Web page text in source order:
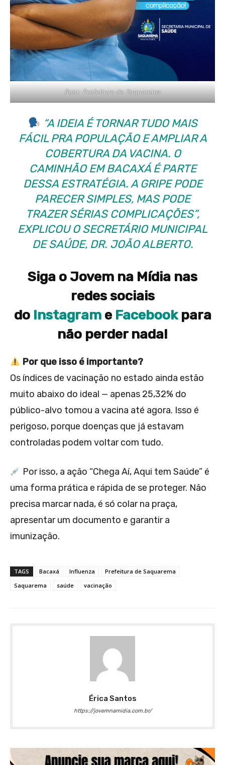
Foto: Prefeitura de Saquarema
“A IDEIA É TORNAR TUDO MAIS
FÁCIL PRA POPULAÇÃO E AMPLIAR A
COBERTURA DA VACINA. O
CAMINHÃO EM BACAXÁ É PARTE
DESSA ESTRATÉGIA. A GRIPE PODE
PARECER SIMPLES, MAS PODE
TRAZER SÉRIAS COMPLICAÇÕES”,
EXPLICOU O SECRETÁRIO MUNICIPAL
DE SAÚDE, DR. JOÃO ALBERTO.
Siga o Jovem na Mídia nas
redes sociais
do Instagram e Facebookpara
não perder nada!
Por que isso é importante?
Os índices de vacinação no estado ainda estão
muito abaixo do ideal — apenas 25,32% do
público-alvo tomou a vacina até agora. Isso é
perigoso, porque doenças que já estavam
controladas podem voltar com tudo.
Por isso, a ação “Chega Aí, Aqui tem Saúde” é
uma forma prática e rápida de se proteger. Não
precisa marcar nada, é só colar na praça,
apresentar um documento e garantir a
imunização.
TAGS Bacaxá Influenza
Prefeitura de Saquarema
Saquarema
saúde vacinação
Érica Santos
https://jovemnamidia.com.br/